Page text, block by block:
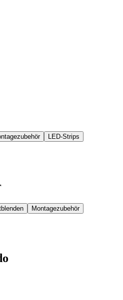
LED-Strips
Montagezubehör